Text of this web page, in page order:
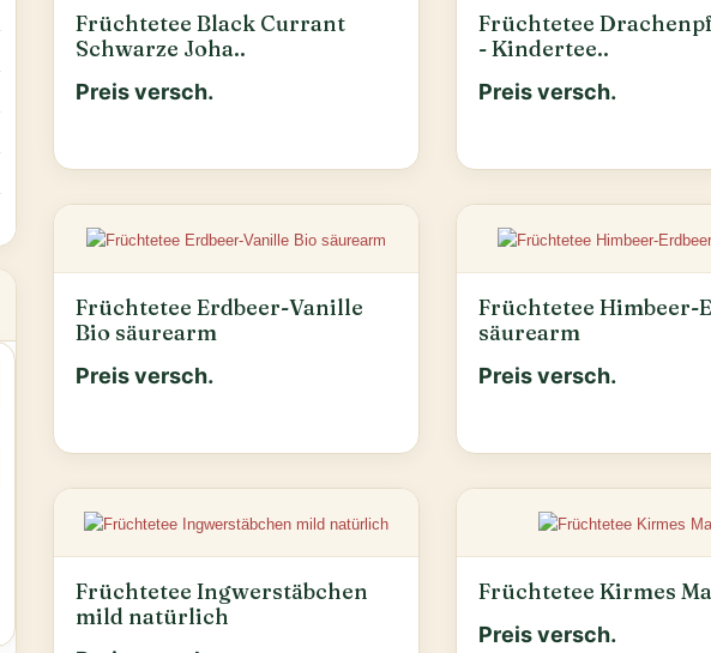
Früchtetee Black Currant
Schwarze Joha..
Preis versch.
Früchtetee
- Kindertee..
Preis versch.
Früchtetee Erdbeer-Vanille
Bio säurearm
Preis versch.
Früchtetee Himbeer-
säurearm
Preis versch.
Früchtetee Ingwerstäbchen
mild natürlich
Früchtetee Kirmes
Preis versch.